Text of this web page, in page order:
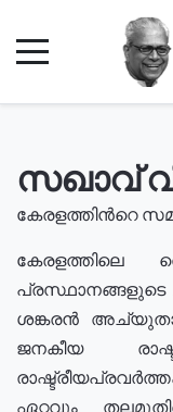
സഖാവ്
കേരളത്തിൻറെ
കേരളത്തിലെ
പ്രസ്ഥാനങ്ങളുടെ
ശങ്കരൻ
ജനകീയ
ഏറ്റവും